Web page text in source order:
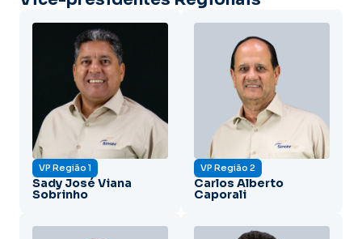
VP Região 1
Sady José Viana
Sobrinho
VP Região 2
Carlos Alberto
Caporali